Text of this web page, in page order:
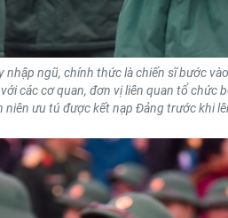
ngũ, chính thức là chiến sĩ bước
các cơ quan, đơn vị liên quan tổ
ưu tú được kết nạp Đảng trước khi